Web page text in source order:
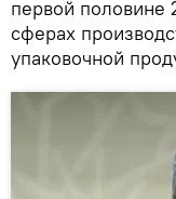
первой половине
сферах
упаковочной